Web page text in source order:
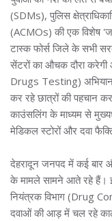
(SDMs), पुलिस
(ACMOs) की एक विशेष
टास्क फोर्स जिले के सभी
सेंटरों का औचक दौरा
Drugs Testing) अभियान
कर रहे छात्रों की पहचान
काउंसलिंग के माध्यम से
मेडिकल स्टोरों और दवा
देहरादून जनपद में कई बार
के मामले सामने आते रहे हैं।
नियंत्रक विभाग (Drug
दवाओं की आड़ में चल रहे काले